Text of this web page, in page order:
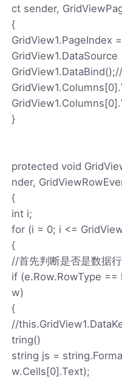
ct sender,
{
GridView1.PageIndex
GridView1.DataSource
}
protected void
nder,
{
int i;
for (i = 0; i <=
{
//首先判断是否是数据行
if (e.Row.RowType ==
w)
{
//
tring()
string js =
w.Cells[0].Text);